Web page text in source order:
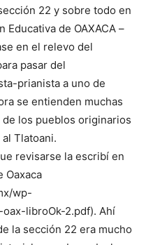
22 y sobre todo en
Educativa de OAXACA –
en el relevo del
pasar del
prianista a uno de
se entienden muchas
los pueblos originarios
Tlatoani.
revisarse la escribí en
Oaxaca
wp-
libroOk-2.pdf). Ahí
la sección 22 era mucho